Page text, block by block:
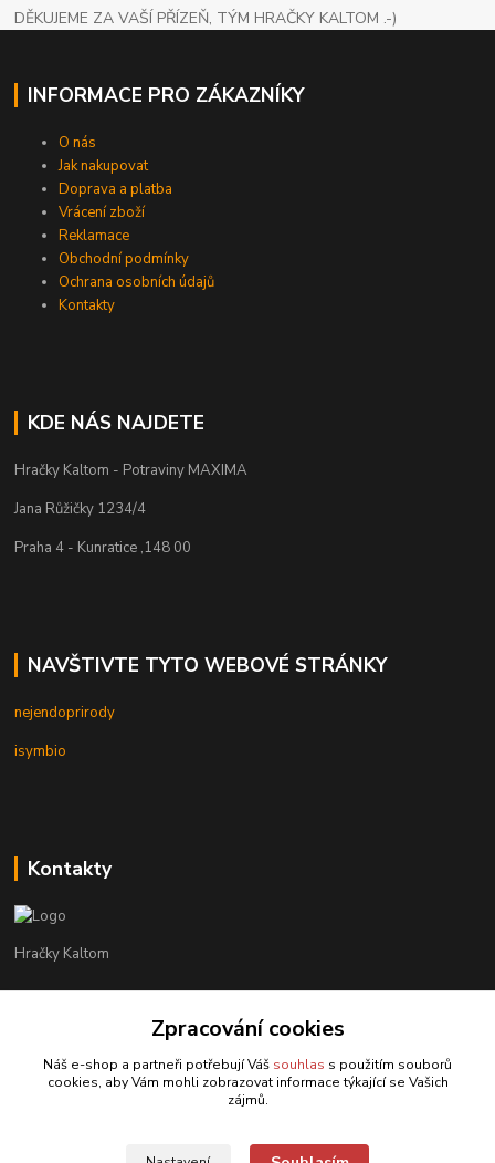
DĚKUJEME ZA VAŠÍ PŘÍZEŇ, TÝM HRAČKY KALTOM .-)
INFORMACE PRO ZÁKAZNÍKY
O nás
Jak nakupovat
Doprava a platba
Vrácení zboží
Reklamace
Obchodní podmínky
Ochrana osobních údajů
Kontakty
KDE NÁS NAJDETE
Hračky Kaltom - Potraviny MAXIMA
Jana Růžičky 1234/4
Praha 4 - Kunratice ,148 00
NAVŠTIVTE TYTO WEBOVÉ STRÁNKY
nejendoprirody
isymbio
Kontakty
Hračky Kaltom
+420 777 538 008
hrackykaltom@gmail.com
Zpracování cookies
Náš e-shop a partneři potřebují Váš souhlas s použitím souborů
cookies, aby Vám mohli zobrazovat informace týkající se Vašich
zájmů.